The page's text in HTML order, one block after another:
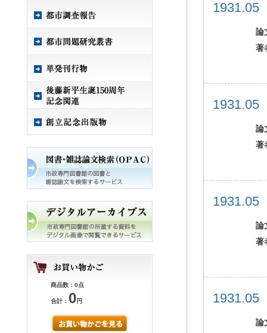
商品数：0点
合計： 0円
論
著
論
著
論
著
論